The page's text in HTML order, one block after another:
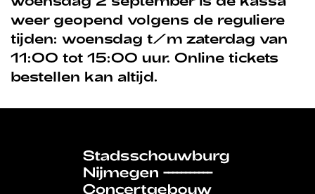
weer geopend volgens de reguliere
tijden: woensdag t/m zaterdag van
11:00 tot 15:00 uur. Online tickets
bestellen kan altijd.